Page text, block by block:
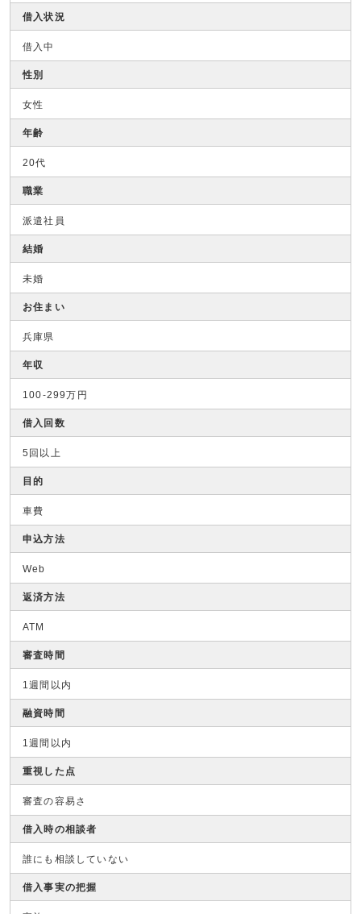
借入状況
借入中
性別
女性
年齢
20代
職業
派遣社員
結婚
未婚
お住まい
兵庫県
年収
100-299万円
借入回数
5回以上
目的
車費
申込方法
Web
返済方法
ATM
審査時間
1週間以内
融資時間
1週間以内
重視した点
審査の容易さ
借入時の相談者
誰にも相談していない
借入事実の把握